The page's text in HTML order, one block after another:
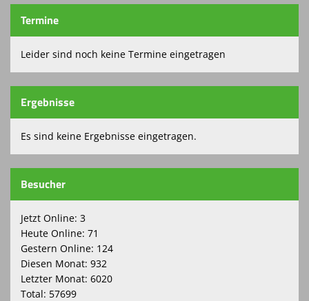
Spielplan
Grünpflege beim SFO
Vereinskollektion
Turnierbörse
Termine
Leider sind noch keine Termine eingetragen
Ergebnisse
Es sind keine Ergebnisse eingetragen.
Besucher
Jetzt Online: 3
Heute Online: 71
Gestern Online: 124
Diesen Monat: 932
Letzter Monat: 6020
Total: 57699